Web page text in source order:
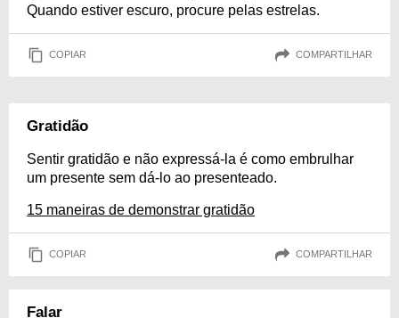
Quando estiver escuro, procure pelas estrelas.
COPIAR COMPARTILHAR
Gratidão
Sentir gratidão e não expressá-la é como embrulhar
um presente sem dá-lo ao presenteado.
15 maneiras de demonstrar gratidão
COPIAR COMPARTILHAR
Falar